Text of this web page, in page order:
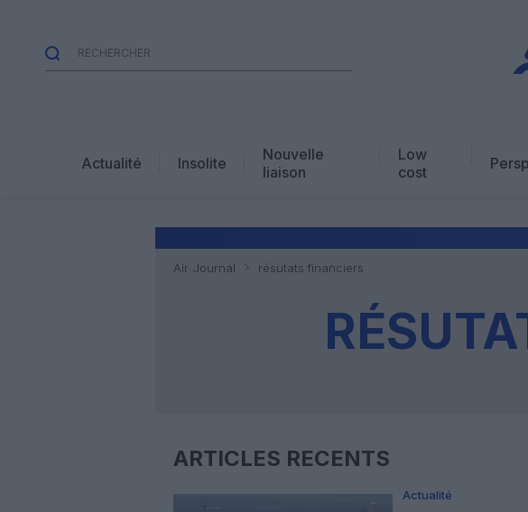
Actualité Insolite
Nouvelle
liaison
Low
cost
Air Journal résutats financiers
ARTICLES RÉCENTS
Actualité